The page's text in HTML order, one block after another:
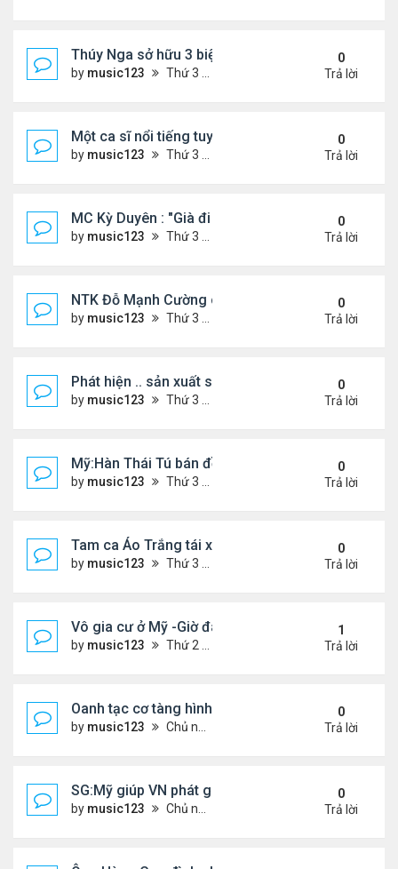
Thúy Nga sở hữu 3 biệt thự triệu USD ở Mỹ
by music123 Thứ 3 Tháng 7 28, 2026 5:01 pm
0
Trả lời
Một ca sĩ nổi tiếng tuyên bố không thu tiền tác
by music123 Thứ 3 Tháng 7 28, 2026 4:57 pm
0
Trả lời
MC Kỳ Duyên : "Già đi cũng là một đặc ân"
by music123 Thứ 3 Tháng 7 28, 2026 4:54 pm
0
Trả lời
NTK Đỗ Mạnh Cường chi 100 triệu đồng thuê...
by music123 Thứ 3 Tháng 7 28, 2026 4:47 pm
0
Trả lời
Phát hiện .. sản xuất sữa 'pha bột giặt'
by music123 Thứ 3 Tháng 7 28, 2026 4:43 pm
0
Trả lời
Mỹ:Hàn Thái Tú bán đồ ăn online mưu sinh
by music123 Thứ 3 Tháng 7 28, 2026 4:36 pm
0
Trả lời
Tam ca Áo Trắng tái xuất trên sân khấu
by music123 Thứ 3 Tháng 7 28, 2026 4:32 pm
0
Trả lời
Vô gia cư ở Mỹ -Giờ đây tôi có căn hộ giá 200 đô
by music123 Thứ 2 Tháng 7 27, 2026 4:56 am
1
Trả lời
Oanh tạc cơ tàng hình đáng sợ nhất thế giới
by music123 Chủ nhật Tháng 7 26, 2026 5:46 pm
0
Trả lời
SG:Mỹ giúp VN phát giác xưởng sản xuất giày
by music123 Chủ nhật Tháng 7 26, 2026 5:22 pm
0
Trả lời